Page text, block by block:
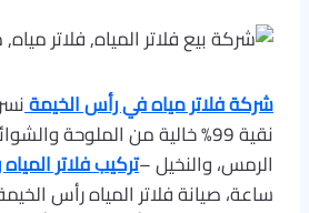
شركة فلاتر مياه في رأس الخيمة
نقية 99% خالية من الملوحة
الرمس، والنخيل –تركيب فلاتر
ساعة، صيانة فلاتر المياه رأس